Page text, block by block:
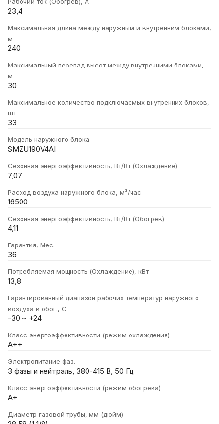
Рабочий ток (Обогрев), А
23,4
Максимальная длина между наружным и внутренним блоками,
м
240
Максимальный перепад высот между внутренними блоками,
м
30
Максимальное количество подключаемых внутренних блоков,
шт
33
Модель наружного блока
SMZU190V4AI
Сезонная энергоэффективность, Вт/Вт (Охлаждение)
7,07
Расход воздуха наружного блока, м³/час
16500
Сезонная энергоэффективность, Вт/Вт (Обогрев)
4,11
Гарантия, Мес.
36
Потребляемая мощность (Охлаждение), кВт
13,8
Гарантированный диапазон рабочих температур наружного
воздуха в обог., С
-30 ~ +24
Класс энергоэффективности (режим охлаждения)
A++
Электропитание фаз.
3 фазы и нейтраль, 380-415 В, 50 Гц
Класс энергоэффективности (режим обогрева)
A+
Диаметр газовой трубы, мм (дюйм)